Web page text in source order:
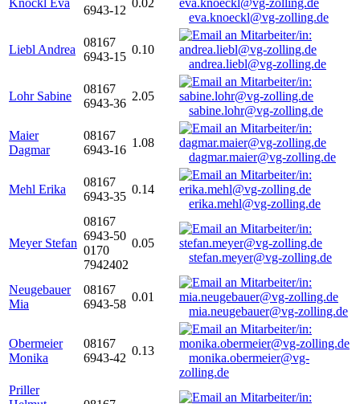
Knöckl Eva
6943-12
0.02
eva.knoeckl@vg-zolling.de
Liebl Andrea
08167
6943-15
0.10
andrea.liebl@vg-zolling.de
Lohr Sabine
08167
6943-36
2.05
sabine.lohr@vg-zolling.de
Maier
Dagmar
08167
6943-16
1.08
dagmar.maier@vg-zolling.de
Mehl Erika
08167
6943-35
0.14
erika.mehl@vg-zolling.de
Meyer Stefan
08167
6943-50
0170
7942402
0.05
stefan.meyer@vg-zolling.de
Neugebauer
Mia
08167
6943-58
0.01
mia.neugebauer@vg-zolling.de
Obermeier
Monika
08167
6943-42
0.13
monika.obermeier@vg-
zolling.de
Priller